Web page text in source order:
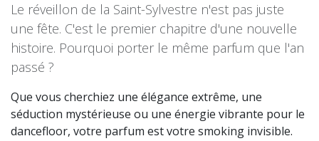
Le réveillon de la Saint-Sylvestre n'est pas juste
une fête. C'est le premier chapitre d'une nouvelle
histoire. Pourquoi porter le même parfum que l'an
passé ?
Que vous cherchiez une élégance extrême, une
séduction mystérieuse ou une énergie vibrante pour le
dancefloor, votre parfum est votre smoking invisible.